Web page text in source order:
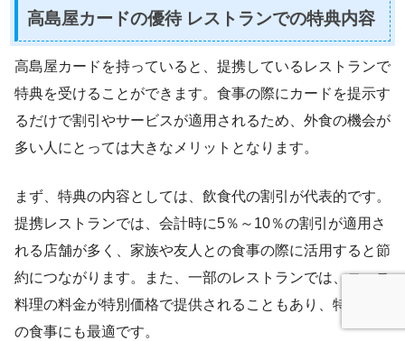
高島屋カードの優待 レストランでの特典内容
高島屋カードを持っていると、提携しているレストランで
特典を受けることができます。食事の際にカードを提示す
るだけで割引やサービスが適用されるため、外食の機会が
多い人にとっては大きなメリットとなります。
まず、特典の内容としては、飲食代の割引が代表的です。
提携レストランでは、会計時に5％～10％の割引が適用さ
れる店舗が多く、家族や友人との食事の際に活用すると節
約につながります。また、一部のレストランでは、コース
料理の料金が特別価格で提供されることもあり、特別な日
の食事にも最適です。